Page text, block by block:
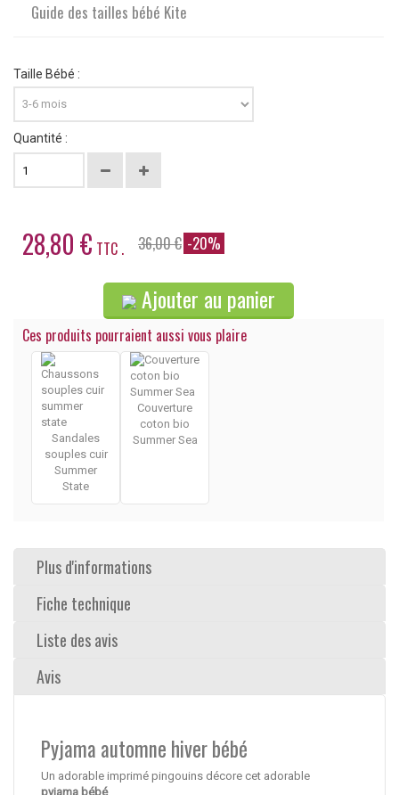
Guide des tailles bébé Kite
Taille Bébé :
Quantité :
28,80 € TTC . 36,00 € -20%
Ajouter au panier
Ces produits pourraient aussi vous plaire
Sandales
souples cuir
Summer
State
Couverture
coton bio
Summer Sea
Plus d'informations
Fiche technique
Liste des avis
Avis
Pyjama automne hiver bébé
Un adorable imprimé pingouins décore cet adorable
pyjama bébé.